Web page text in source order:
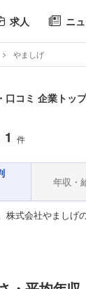
求人 ニ
やましげ
口コミ 企業トップ
1 件
年収・
式会社やまし